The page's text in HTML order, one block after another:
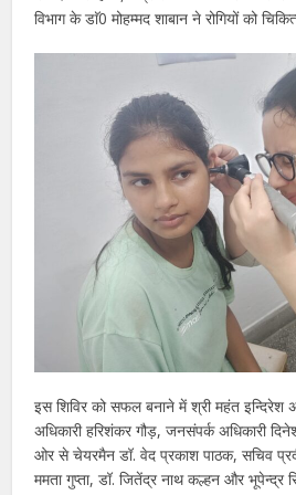
विभाग के डाॅ0 मोहम्मद शाबान ने रोगियों को
इस शिविर को सफल बनाने में श्री महंत इन्दिरेश
अधिकारी हरिशंकर गौड़, जनसंपर्क अधिकारी
ओर से चेयरमैन डॉ. वेद प्रकाश पाठक, सचिव
ममता गुप्ता, डॉ. जितेंद्र नाथ कल्हन और भूपेन्द्र